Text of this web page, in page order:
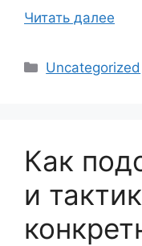
Читать далее
Рубрики
Uncategorized
Как
и